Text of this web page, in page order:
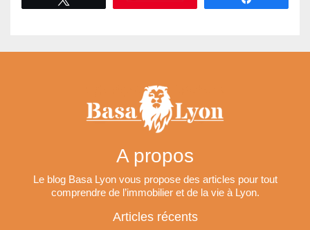
A propos
Le blog Basa Lyon vous propose des articles pour tout
comprendre de l’immobilier et de la vie à Lyon.
Articles récents